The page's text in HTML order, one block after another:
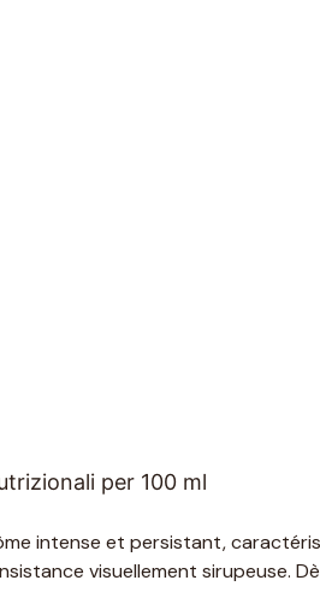
per 100 ml
intense et persistant,
visuellement sirupeuse.